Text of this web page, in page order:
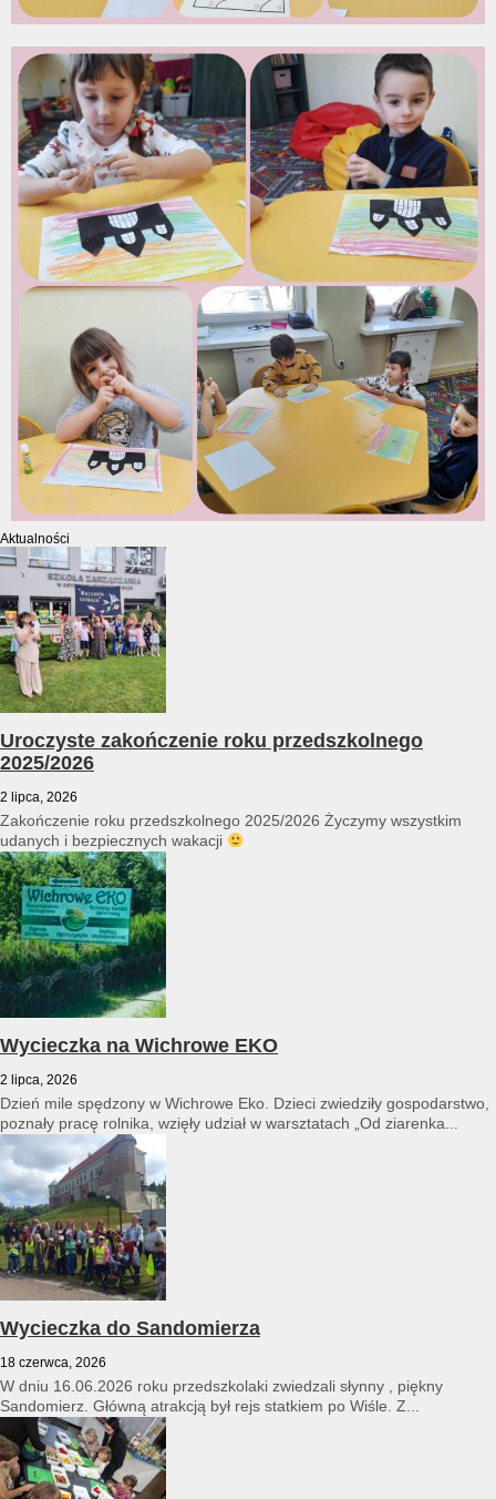
Aktualności
Uroczyste zakończenie roku przedszkolnego
2025/2026
2 lipca, 2026
Zakończenie roku przedszkolnego 2025/2026 Życzymy wszystkim
udanych i bezpiecznych wakacji
Wycieczka na Wichrowe EKO
2 lipca, 2026
Dzień mile spędzony w Wichrowe Eko. Dzieci zwiedziły gospodarstwo,
poznały pracę rolnika, wzięły udział w warsztatach „Od ziarenka...
Wycieczka do Sandomierza
18 czerwca, 2026
W dniu 16.06.2026 roku przedszkolaki zwiedzali słynny , piękny
Sandomierz. Główną atrakcją był rejs statkiem po Wiśle. Z...